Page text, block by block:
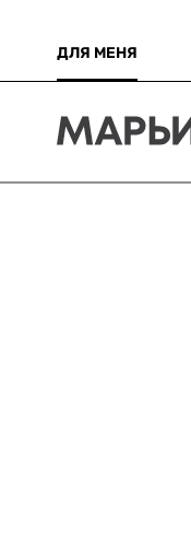
ДЛЯ МЕНЯ